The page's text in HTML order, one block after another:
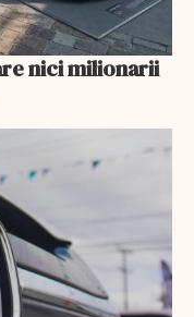
nici milionarii